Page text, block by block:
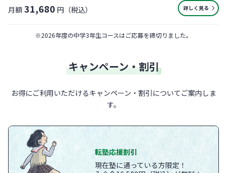
月額 31,680 円（税込） 詳しく見る
※2026年度の中学3年生コースはご応募を締切りました。
キャンペーン・割引
お得にご利用いただけるキャンペーン・割引についてご案内しま
す。
転塾応援割引
現在塾に通っている方限定！